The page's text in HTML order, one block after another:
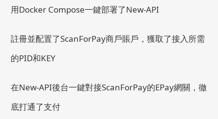
用Docker Compose一鍵部署了New-API
註冊並配置了ScanForPay商戶賬戶，獲取了接入所需
的PID和KEY
在New-API後台一鍵對接ScanForPay的EPay網關，徹
底打通了支付